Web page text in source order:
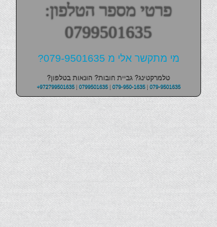
פרטי מספר הטלפון:
0799501635
מי מתקשר אלי מ 079-9501635?
טלמרקטינג? גביית חובות? הונאות בטלפון?
+972799501635| 0799501635| 079-950-1635| 079-9501635